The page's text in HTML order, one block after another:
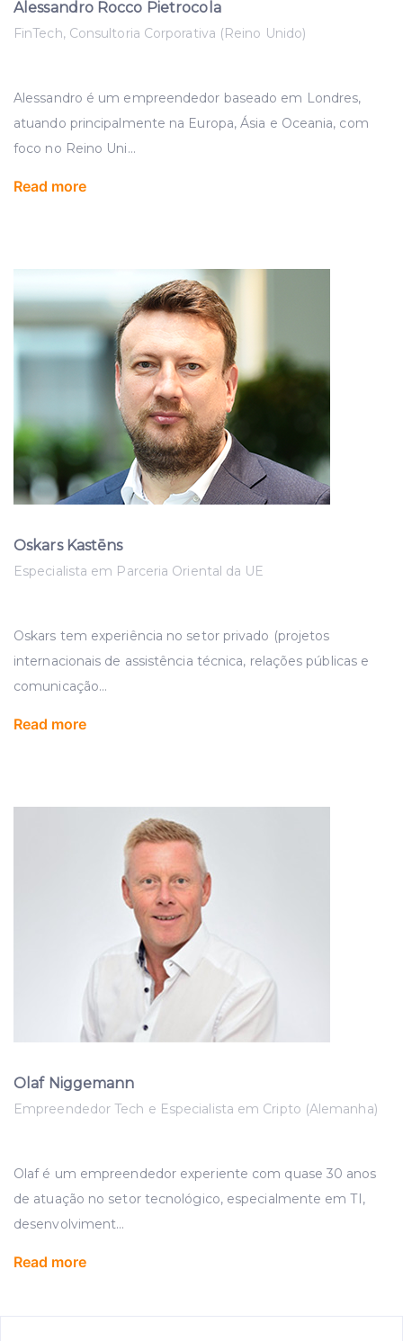
Alessandro Rocco Pietrocola
FinTech, Consultoria Corporativa (Reino Unido)
Alessandro é um empreendedor baseado em Londres,
atuando principalmente na Europa, Ásia e Oceania, com
foco no Reino Uni...
Read more
Oskars Kastēns
Especialista em Parceria Oriental da UE
Oskars tem experiência no setor privado (projetos
internacionais de assistência técnica, relações públicas e
comunicação...
Read more
Olaf Niggemann
Empreendedor Tech e Especialista em Cripto (Alemanha)
Olaf é um empreendedor experiente com quase 30 anos
de atuação no setor tecnológico, especialmente em TI,
desenvolviment...
Read more